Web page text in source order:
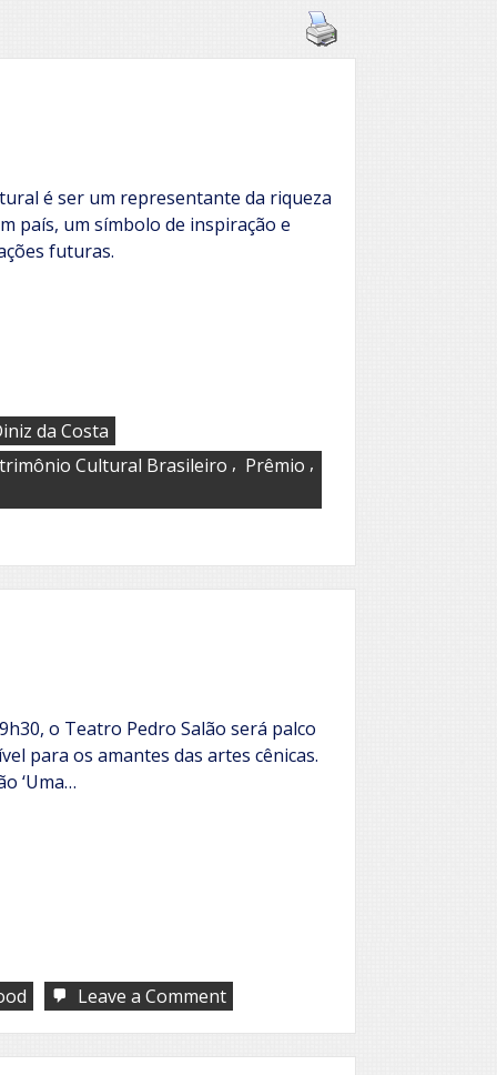
é ser um representante da riqueza
país, um símbolo de inspiração e
futuras.
da Costa
Cultural Brasileiro , Prêmio ,
o Teatro Pedro Salão será palco
para os amantes das artes cênicas.
‘Uma…
Leave a Commenton
Uma
Noite
em